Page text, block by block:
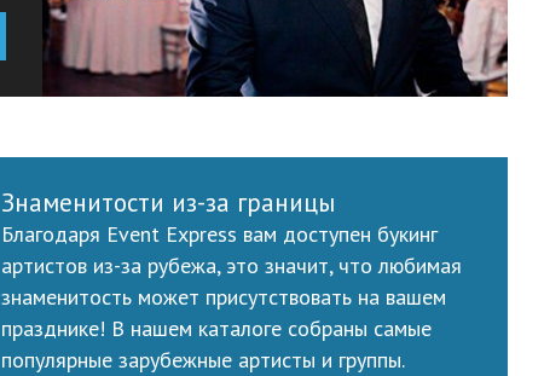
Знаменитости из-за границы
Благодаря Event Express вам доступен букинг
артистов из-за рубежа, это значит, что любимая
знаменитость может присутствовать на вашем
празднике! В нашем каталоге собраны самые
популярные зарубежные артисты и группы.